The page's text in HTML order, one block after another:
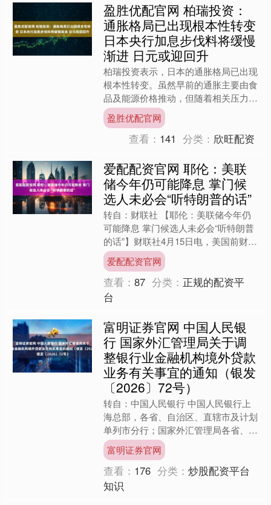
盈胜优配官网 柏瑞投资：
通胀格局已出现根本性转变
日本央行加息步伐料将缓慢
渐进 日元或迎回升
柏瑞投资表示，日本的通胀格局已出现
根本性转变。虽然早前的通胀主要由食
品及能源价格推动，但随着相关压力消
退，由工资及服务业带动的基本通胀料
将企稳于1%左右的水平。....
盈胜优配官网
查看： 141 分类： 欣旺配资
爱配配资官网 耶伦：美联
储今年仍可能降息 掌门候
选人未必会“听特朗普的话”
转自：财联社 【耶伦：美联储今年仍
可能降息 掌门候选人未必会“听特朗普
的话”】财联社4月15日电，美国前财政
部长、前美联储主席珍妮特·耶伦表
示，尽管美伊战争引发....
爱配配资官网
查看：87 分类： 正规的配资平
台
富明证券官网 中国人民银
行 国家外汇管理局关于调
整银行业金融机构境外贷款
业务有关事宜的通知（银发
〔2026〕72号）
转自：中国人民银行 中国人民银行上
海总部，各省、自治区、直辖市及计划
单列市分行；国家外汇管理局各省、自
治区、直辖市及计划单列市分局；国家
开发银行，各政策性银行、....
富明证券官网
查看： 176 分类：炒股配资平台
知识